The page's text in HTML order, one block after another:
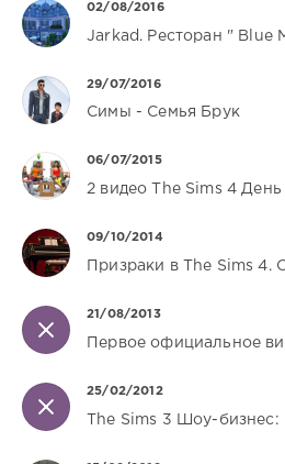
02/08/2016
Jarkad. Ресторан " Blue
29/07/2016
Симы - Семья Брук
06/07/2015
2 видео The Sims 4 День
09/10/2014
Призраки в The Sims
21/08/2013
Первое официальное
25/02/2012
The Sims 3 Шоу-